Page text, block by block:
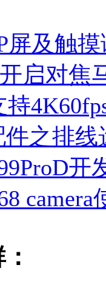
屏及触
启对焦
之排线
开
camera